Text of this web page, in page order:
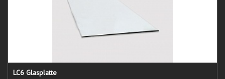
LC6 Glasplatte